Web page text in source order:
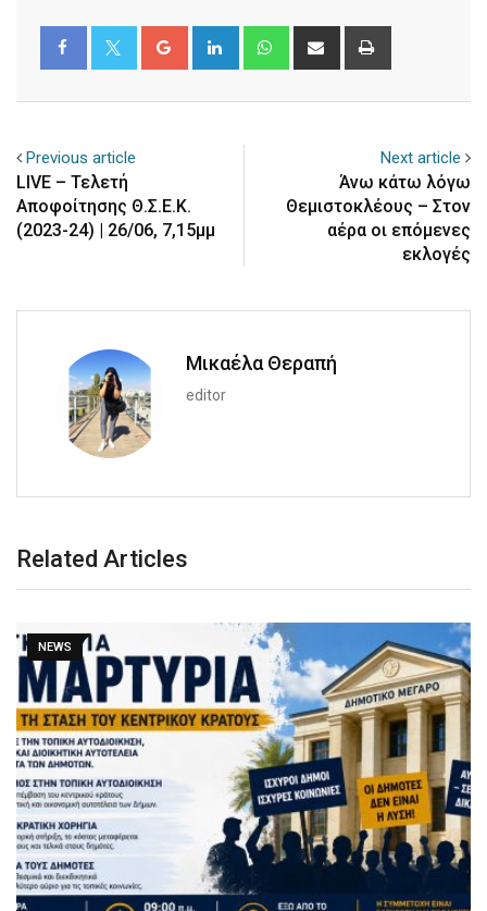
Google+ LinkedIn WhatsappShare
Previous article
LIVE – Τελετή
Αποφοίτησης Θ.Σ.Ε.Κ.
(2023-24) | 26/06, 7,15μμ
Next article
Άνω κάτω λόγω
Θεμιστοκλέους – Στον
αέρα οι επόμενες
εκλογές
Μικαέλα Θεραπή
editor
Related Articles
NEWS